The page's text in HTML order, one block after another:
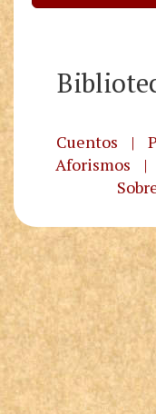
Cuentos |
Aforismos
|